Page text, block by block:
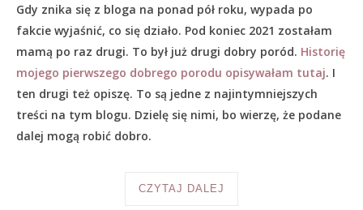
Gdy znika się z bloga na ponad pół roku, wypada po
fakcie wyjaśnić, co się działo. Pod koniec 2021 zostałam
mamą po raz drugi. To był już drugi dobry poród. Historię
mojego pierwszego dobrego porodu opisywałam tutaj. I
ten drugi też opiszę. To są jedne z najintymniejszych
treści na tym blogu. Dzielę się nimi, bo wierzę, że podane
dalej mogą robić dobro.
CZYTAJ DALEJ